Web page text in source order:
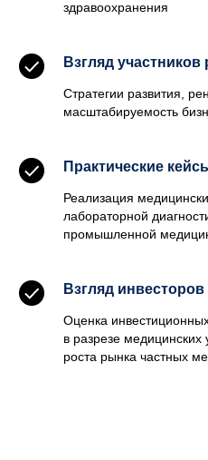
здравоохранения
Взгляд участников
Стратегии развития,
масштабируемость
Практические
Реализация
лабораторной
промышленной
Взгляд
Оценка
в разрезе медицинских
роста рынка частных